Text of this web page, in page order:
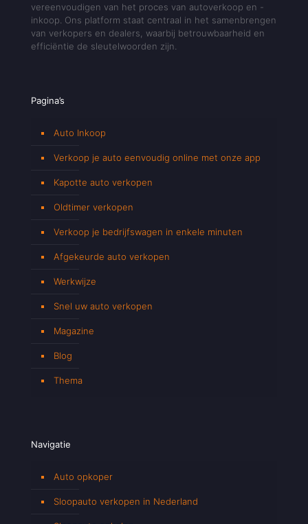
vereenvoudigen van het proces van autoverkoop en -
inkoop. Ons platform staat centraal in het samenbrengen
van verkopers en dealers, waarbij betrouwbaarheid en
efficiëntie de sleutelwoorden zijn.
Pagina’s
Auto Inkoop
Verkoop je auto eenvoudig online met onze app
Kapotte auto verkopen
Oldtimer verkopen
Verkoop je bedrijfswagen in enkele minuten
Afgekeurde auto verkopen
Werkwijze
Snel uw auto verkopen
Magazine
Blog
Thema
Navigatie
Auto opkoper
Sloopauto verkopen in Nederland